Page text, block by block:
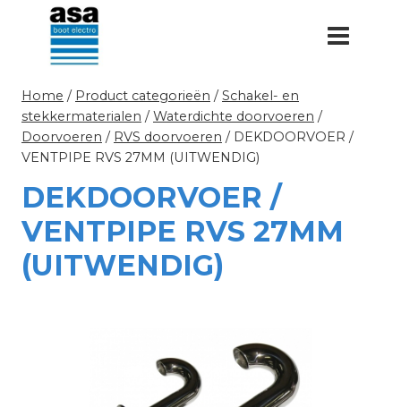
Doorgaan
inhoud
Home / Product categorieën / Schakel- en
stekkermaterialen / Waterdichte doorvoeren /
Doorvoeren / RVS doorvoeren / DEKDOORVOER /
VENTPIPE RVS 27MM (UITWENDIG)
DEKDOORVOER /
VENTPIPE RVS 27MM
(UITWENDIG)